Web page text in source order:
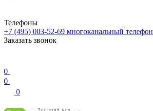
Телефоны
+7 (495) 003-52-69 многоканальный телефон
Заказать звонок
0
0
0